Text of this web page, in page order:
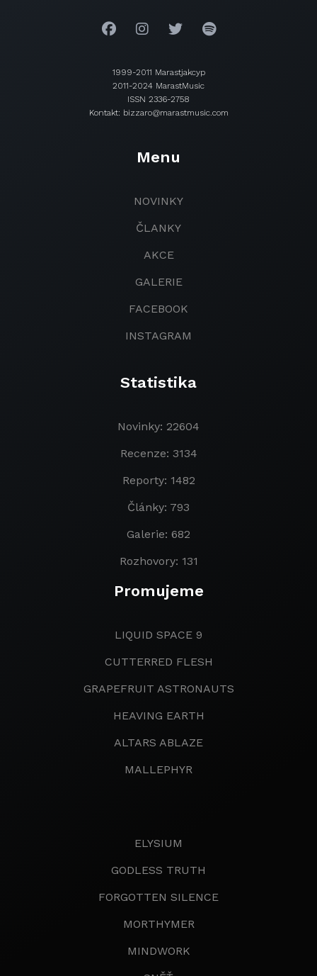
1999-2011 Marastjakcyp
2011-2024 MarastMusic
ISSN 2336-2758
Kontakt: bizzaro@marastmusic.com
Menu
NOVINKY
ČLANKY
AKCE
GALERIE
FACEBOOK
INSTAGRAM
Statistika
Novinky: 22604
Recenze: 3134
Reporty: 1482
Články: 793
Galerie: 682
Rozhovory: 131
Promujeme
LIQUID SPACE 9
CUTTERRED FLESH
GRAPEFRUIT ASTRONAUTS
HEAVING EARTH
ALTARS ABLAZE
MALLEPHYR
ELYSIUM
GODLESS TRUTH
FORGOTTEN SILENCE
MORTHYMER
MINDWORK